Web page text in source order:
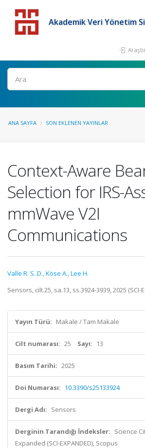
Akademik Veri Yönetim
ANA SAYFA SON EKLENEN YAYINLAR
Context-Aware
Selection for IRS-
mmWave V2I
Communications
Valle R. S. D.,Köse A.,Lee H.
Sensors, cilt.25, sa.13, ss.3924-3939, 2025 (SCI-
Yayın Türü: Makale / Tam Makale
Cilt numarası: 25 Sayı: 13
Basım Tarihi: 2025
Doi Numarası: 10.3390/s25133924
Dergi Adı: Sensors
Derginin Tarandığı İndeksler: Science
Expanded (SCI-EXPANDED), Scopus